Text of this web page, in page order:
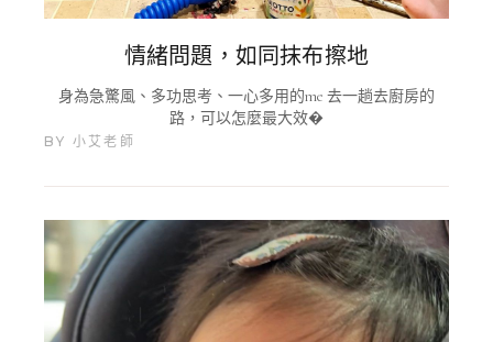
情緒問題，如同抹布擦地
身為急驚風、多功思考、一心多用的me 去一趟去廚房的
路，可以怎麼最大效�
BY 小艾老師